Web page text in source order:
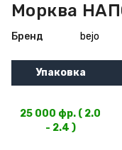
Морква
Бренд bejo
Упаковка
25 000 фр. ( 2.0
- 2.4 )